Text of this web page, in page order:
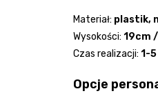
Materiał: plastik,
Wysokości: 19cm
Czas realizacji: 1-
Opcje